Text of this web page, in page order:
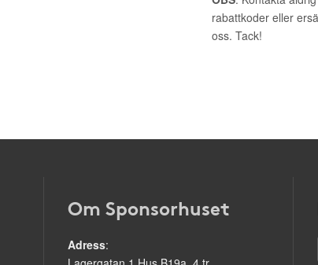
rabattkoder eller
oss. Tack!
Om Sponsorhuset
Adress: